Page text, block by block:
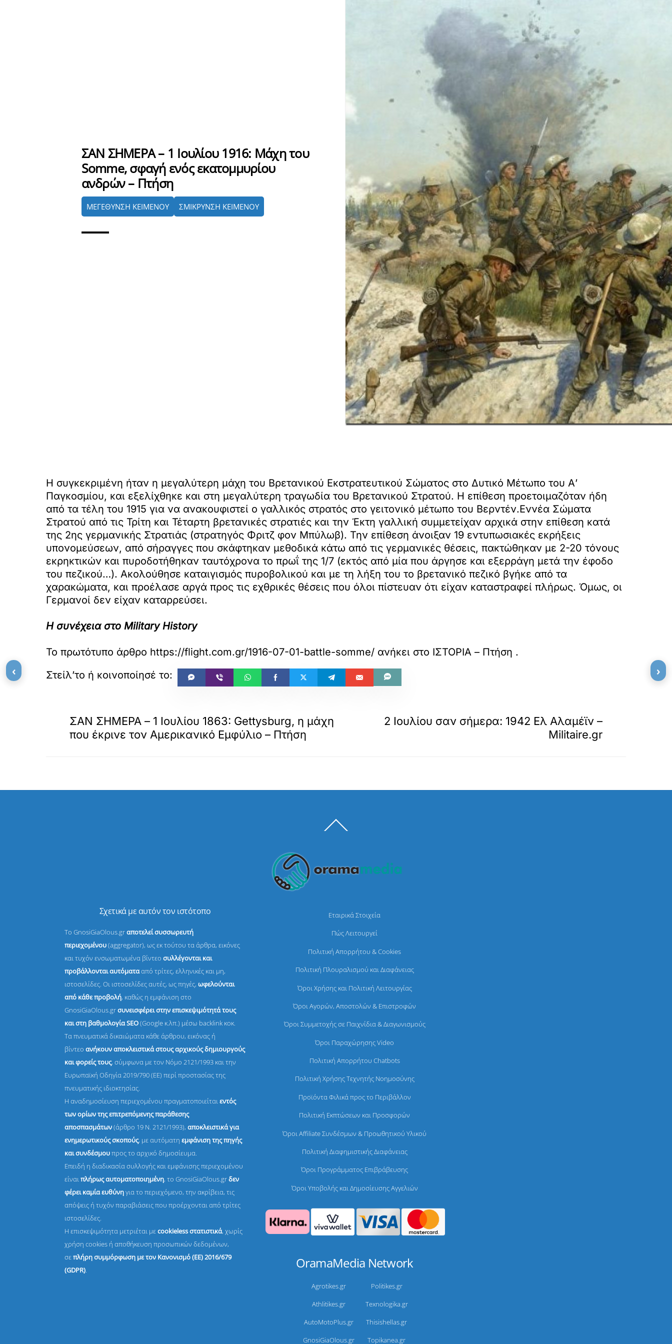
ΣΑΝ ΣΗΜΕΡΑ – 1 Ιουλίου 1916: Μάχη του
Somme, σφαγή ενός εκατομμυρίου
ανδρών – Πτήση
ΜΕΓΕΘΥΝΣΗ ΚΕΙΜΕΝΟΥ ΣΜΙΚΡΥΝΣΗ ΚΕΙΜΕΝΟΥ
Η συγκεκριμένη ήταν η μεγαλύτερη μάχη του Βρετανικού Εκστρατευτικού Σώματος στο Δυτικό Μέτωπο του Α’
Παγκοσμίου, και εξελίχθηκε και στη μεγαλύτερη τραγωδία του Βρετανικού Στρατού. Η επίθεση προετοιμαζόταν ήδη
από τα τέλη του 1915 για να ανακουφιστεί ο γαλλικός στρατός στο γειτονικό μέτωπο του Βερντέν.Εννέα Σώματα
Στρατού από τις Τρίτη και Τέταρτη βρετανικές στρατιές και την Έκτη γαλλική συμμετείχαν αρχικά στην επίθεση κατά
της 2ης γερμανικής Στρατιάς (στρατηγός Φριτζ φον Μπύλωβ). Την επίθεση άνοιξαν 19 εντυπωσιακές εκρήξεις
υπονομεύσεων, από σήραγγες που σκάφτηκαν μεθοδικά κάτω από τις γερμανικές θέσεις, πακτώθηκαν με 2-20 τόνους
εκρηκτικών και πυροδοτήθηκαν ταυτόχρονα το πρωΐ της 1/7 (εκτός από μία που άργησε και εξερράγη μετά την έφοδο
του πεζικού…). Ακολούθησε καταιγισμός πυροβολικού και με τη λήξη του το βρετανικό πεζικό βγήκε από τα
χαρακώματα, και προέλασε αργά προς τις εχθρικές θέσεις που όλοι πίστευαν ότι είχαν καταστραφεί πλήρως. Όμως, οι
Γερμανοί δεν είχαν καταρρεύσει.
Η συνέχεια στο Military History
Το πρωτότυπο άρθρο https://flight.com.gr/1916-07-01-battle-somme/ ανήκει στο ΙΣΤΟΡΙΑ – Πτήση .
ΣΑΝ ΣΗΜΕΡΑ – 1 Ιουλίου 1863: Gettysburg, η μάχη
που έκρινε τον Αμερικανικό Εμφύλιο – Πτήση
2 Ιουλίου σαν σήμερα: 1942 Ελ Αλαμέϊν –
Militaire.gr
To
Σχετικά με αυτόν τον ιστότοπο
Το GnosiGiaOlous.grαποτελεί συσσωρευτή
περιεχομένου(aggregator), ως εκ τούτου τα άρθρα, εικόνες
και τυχόν ενσωματωμένα βίντεοσυλλέγονται και
προβάλλονται αυτόματααπό τρίτες, ελληνικές και μη,
ιστοσελίδες. Οι ιστοσελίδες αυτές, ως πηγές,ωφελούνται
από κάθε προβολή, καθώς η εμφάνιση στο
GnosiGiaOlous.grσυνεισφέρει στην επισκεψιμότητά τους
και στη βαθμολογία SEO(Google κ.λπ.) μέσω backlink κοκ.
Τα πνευματικά δικαιώματα κάθε άρθρου, εικόνας ή
βίντεοανήκουν αποκλειστικά στους αρχικούς δημιουργούς
και φορείς τους, σύμφωνα με τον Νόμο 2121/1993 και την
Ευρωπαϊκή Οδηγία 2019/790 (ΕΕ) περί προστασίας της
πνευματικής ιδιοκτησίας.
Η αναδημοσίευση περιεχομένου πραγματοποιείταιεντός
των ορίων της επιτρεπόμενης παράθεσης
αποσπασμάτων(άρθρο 19 Ν. 2121/1993), αποκλειστικά για
ενημερωτικούς σκοπούς, με αυτόματηεμφάνιση της πηγής
και συνδέσμουπρος το αρχικό δημοσίευμα.
Επειδή η διαδικασία συλλογής και εμφάνισης περιεχομένου
είναιπλήρως αυτοματοποιημένη, το GnosiGiaOlous.grδεν
φέρει καμία ευθύνηγια το περιεχόμενο, την ακρίβεια, τις
απόψεις ή τυχόν παραβιάσεις που προέρχονται από τρίτες
ιστοσελίδες.
Η επισκεψιμότητα μετριέται μεcookieless στατιστικά, χωρίς
χρήση cookies ή αποθήκευση προσωπικών δεδομένων,
σεπλήρη συμμόρφωση με τον Κανονισμό (ΕΕ) 2016/679
(GDPR).
Εταιρικά Στοιχεία
Πώς Λειτουργεί
Πολιτική Απορρήτου & Cookies
Πολιτική Πλουραλισμού και Διαφάνειας
Όροι Χρήσης και Πολιτική Λειτουργίας
Όροι Αγορών, Αποστολών & Επιστροφών
Όροι Συμμετοχής σε Παιχνίδια & Διαγωνισμούς
Όροι Παραχώρησης Video
Πολιτική Απορρήτου Chatbots
Πολιτική Χρήσης Τεχνητής Νοημοσύνης
Προϊόντα Φιλικά προς το Περιβάλλον
Πολιτική Εκπτώσεων και Προσφορών
Όροι Affiliate Συνδέσμων & Προωθητικού Υλικού
Πολιτική Διαφημιστικής Διαφάνειας
Όροι Προγράμματος Επιβράβευσης
Όροι Υποβολής και Δημοσίευσης Αγγελιών
OramaMedia Network
Agrotikes.gr
Politikes.gr
Athlitikes.gr
Texnologika.gr
AutoMotoPlus.gr
Thisishellas.gr
GnosiGiaOlous.gr
Topikanea.gr
‹ ›